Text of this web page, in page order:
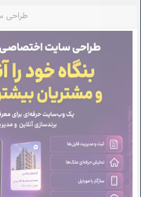
طراحی